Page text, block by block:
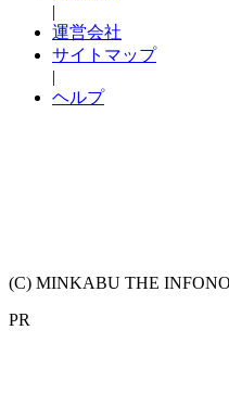
|
運営会社
サイトマップ
|
ヘルプ
(C) MINKABU THE
PR